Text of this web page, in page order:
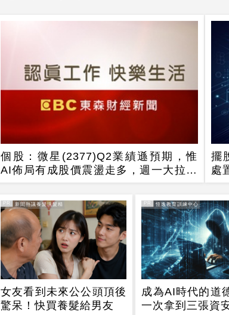
個股：微星(2377)Q2業績遜預期，惟
AI佈局有成股價震盪走多，週一大拉尾
盤
擺
處
PR
女友看到未來公公頭頂後
驚呆！快買養髮給男友
PR・新聞熱議養髮洗髮精 PR
成為AI時代的道
一次拿到三張資
PR・恆逸教育訓練中心